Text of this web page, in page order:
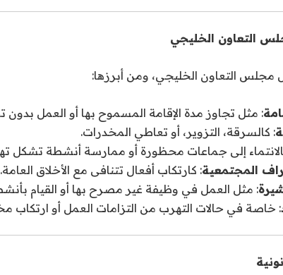
التعاون الخليجي
مجلس التعاون الخليجي، ومن أبرزها:
: مثل تجاوز مدة الإقامة المسموح بها أو العمل بدون
: كالسرقة، التزوير، أو تعاطي المخدرات.
إلى جماعات محظورة أو ممارسة أنشطة تشكل
المجتمعية: كارتكاب أفعال تتنافى مع الأخلاق العامة.
: مثل العمل في وظيفة غير مصرح بها أو القيام
: خاصة في حالات التهرب من التزامات العمل أو ارتكاب